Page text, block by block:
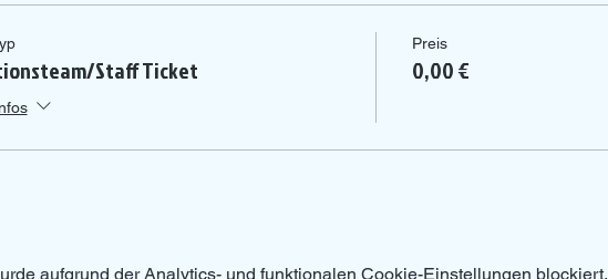
Staff Ticket
Preis
0,00 €
aufgrund der Analytics- und funktionalen Cookie-Einstellungen blockiert.